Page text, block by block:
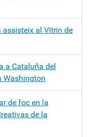
assisteix al Vitrin de
a Cataluña del
Washington
de foc en la
de la